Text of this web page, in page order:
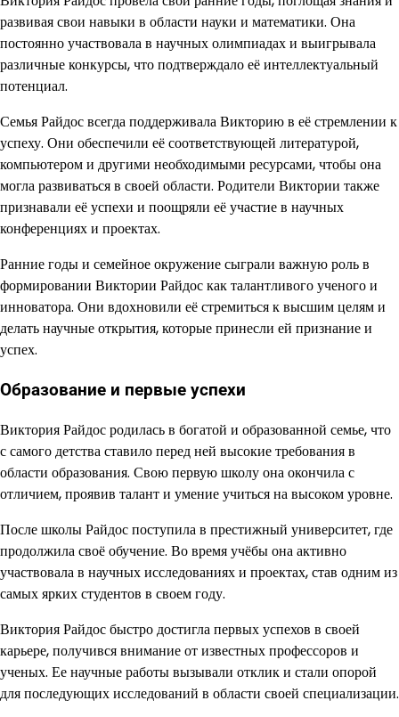
развивая свои навыки в области науки и математики. Она
постоянно участвовала в научных олимпиадах и выигрывала
различные конкурсы, что подтверждало её интеллектуальный
потенциал.
Семья Райдос всегда поддерживала Викторию в её стремлении к
успеху. Они обеспечили её соответствующей литературой,
компьютером и другими необходимыми ресурсами, чтобы она
могла развиваться в своей области. Родители Виктории также
признавали её успехи и поощряли её участие в научных
конференциях и проектах.
Ранние годы и семейное окружение сыграли важную роль в
формировании Виктории Райдос как талантливого ученого и
инноватора. Они вдохновили её стремиться к высшим целям и
делать научные открытия, которые принесли ей признание и
успех.
Образование и первые успехи
Виктория Райдос родилась в богатой и образованной семье, что
с самого детства ставило перед ней высокие требования в
области образования. Свою первую школу она окончила с
отличием, проявив талант и умение учиться на высоком уровне.
После школы Райдос поступила в престижный университет, где
продолжила своё обучение. Во время учёбы она активно
участвовала в научных исследованиях и проектах, став одним из
самых ярких студентов в своем году.
Виктория Райдос быстро достигла первых успехов в своей
карьере, получився внимание от известных профессоров и
ученых. Ее научные работы вызывали отклик и стали опорой
для последующих исследований в области своей специализации.